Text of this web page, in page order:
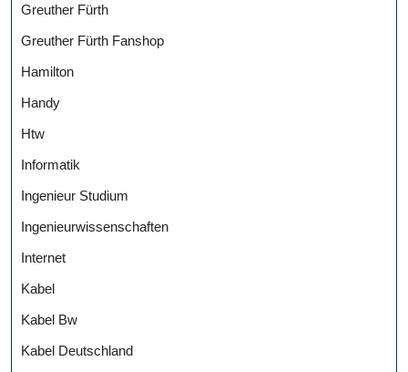
Greuther Fürth
Greuther Fürth Fanshop
Hamilton
Handy
Htw
Informatik
Ingenieur Studium
Ingenieurwissenschaften
Internet
Kabel
Kabel Bw
Kabel Deutschland